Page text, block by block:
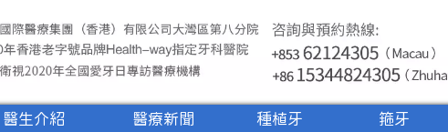
醫生介紹 醫療新聞 種植牙 箍牙